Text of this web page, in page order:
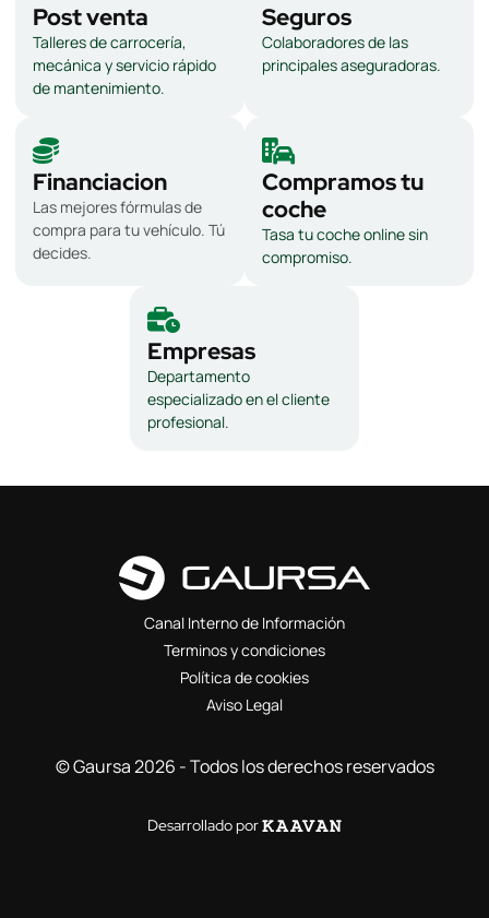
Post venta
Talleres de carrocería,
mecánica y servicio rápido
de mantenimiento.
Seguros
Colaboradores de las
principales aseguradoras.
Financiacion
Las mejores fórmulas de
compra para tu vehículo. Tú
decides.
Compramos tu
coche
Tasa tu coche online sin
compromiso.
Empresas
Departamento
especializado en el cliente
profesional.
Canal Interno de Información
Terminos y condiciones
Política de cookies
Aviso Legal
© Gaursa 2026 - Todos los derechos reservados
Desarrollado por